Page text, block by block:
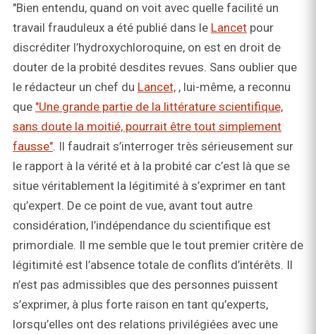
"Bien entendu, quand on voit avec quelle facilité un
travail frauduleux a été publié dans le Lancet pour
discréditer l’hydroxychloroquine, on est en droit de
douter de la probité desdites revues. Sans oublier que
le rédacteur un chef du Lancet, , lui-même, a reconnu
que "Une grande partie de la littérature scientifique,
sans doute la moitié, pourrait être tout simplement
fausse". Il faudrait s’interroger très sérieusement sur
le rapport à la vérité et à la probité car c’est là que se
situe véritablement la légitimité à s’exprimer en tant
qu’expert. De ce point de vue, avant tout autre
considération, l’indépendance du scientifique est
primordiale. Il me semble que le tout premier critère de
légitimité est l’absence totale de conflits d’intérêts. Il
n’est pas admissibles que des personnes puissent
s’exprimer, à plus forte raison en tant qu’experts,
lorsqu’elles ont des relations privilégiées avec une